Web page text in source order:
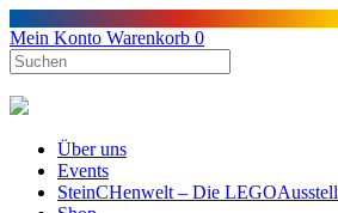
Mein Konto Warenkorb 0
Über uns
Events
SteinCHenwelt – Die